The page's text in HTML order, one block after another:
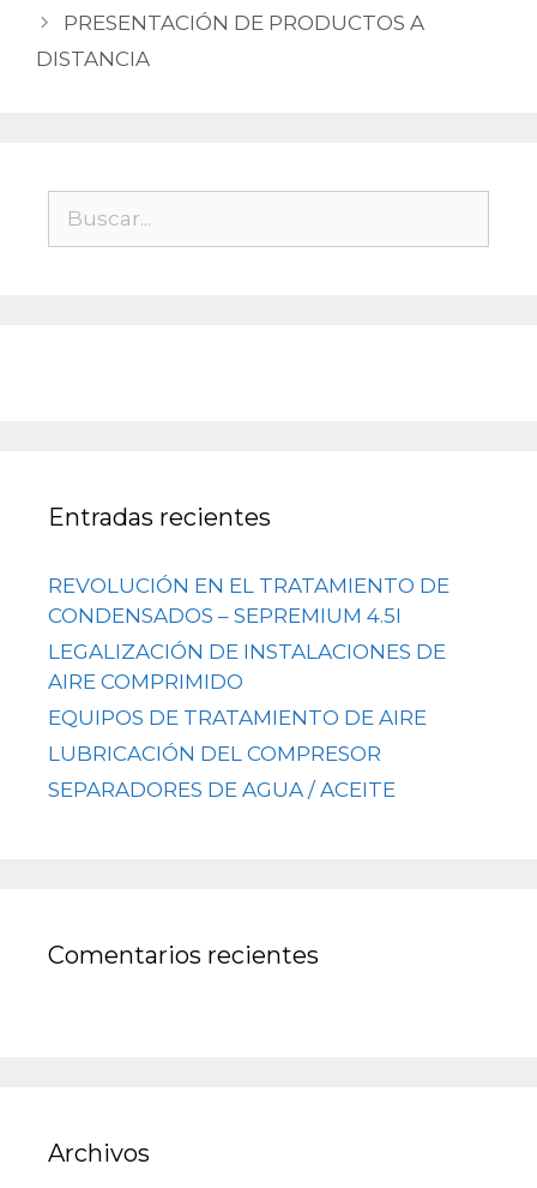
PRESENTACIÓN DE PRODUCTOS A
DISTANCIA
Entradas recientes
REVOLUCIÓN EN EL TRATAMIENTO DE
CONDENSADOS – SEPREMIUM 4.5I
LEGALIZACIÓN DE INSTALACIONES DE
AIRE COMPRIMIDO
EQUIPOS DE TRATAMIENTO DE AIRE
LUBRICACIÓN DEL COMPRESOR
SEPARADORES DE AGUA / ACEITE
Comentarios recientes
Archivos